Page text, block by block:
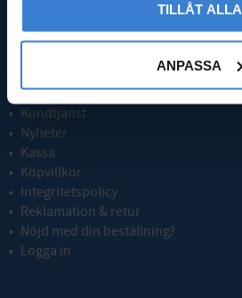
TILLÅT ALLA
ANPASSA
SNABBLÄNKAR
Frågor & svar
Kundtjänst
Nyheter
Kassa
Köpvillkor
Integritetspolicy
Reklamation & retur
Nöjd med din beställning?
Logga in